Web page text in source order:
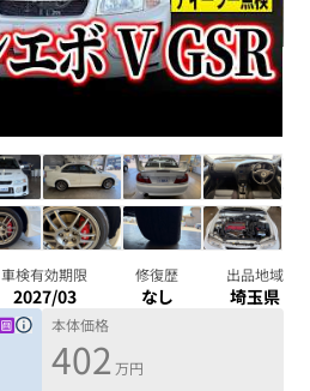
車検有効期限
2027/03
修復歴
なし
出品地域
埼玉県
本体価格
402 万円